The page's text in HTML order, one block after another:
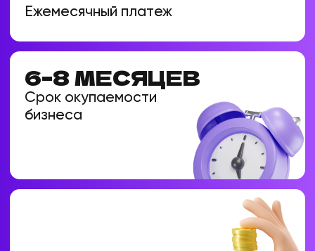
3 ПРОДУКТА
ПО ЦЕНЕ ОДНОГО
Мы создаем полноценный
развлекательный центр, который